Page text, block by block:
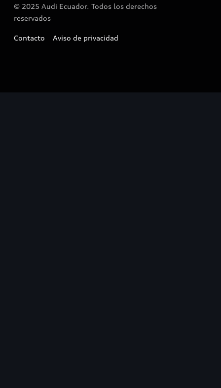
© 2025 Audi Ecuador. Todos los derechos
reservados
Contacto Aviso de privacidad